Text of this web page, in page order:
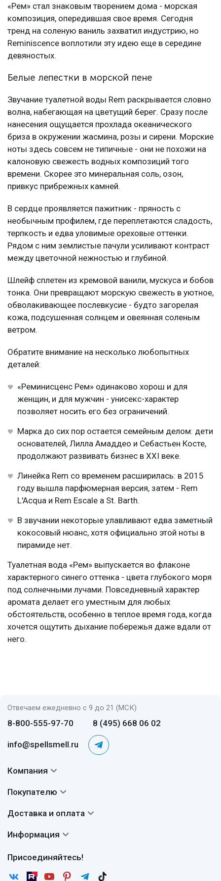
«Рем» стал знаковым творением дома - морская
композиция, опередившая свое время. Сегодня
тренд на соленую ваниль захватил индустрию, но
Reminiscence воплотили эту идею еще в середине
девяностых.
Белые лепестки в морской пене
Звучание туалетной воды Rem раскрывается словно
волна, набегающая на цветущий берег. Сразу после
нанесения ощущается прохлада океанического
бриза в окружении жасмина, розы и сирени. Морские
ноты здесь совсем не типичные - они не похожи на
калоновую свежесть водных композиций того
времени. Скорее это минеральная соль, озон,
привкус прибрежных камней.
В сердце проявляется пажитник - пряность с
необычным профилем, где переплетаются сладость,
терпкость и едва уловимые ореховые оттенки.
Рядом с ним землистые пачули усиливают контраст
между цветочной нежностью и глубиной.
Шлейф сплетен из кремовой ванили, мускуса и бобов
тонка. Они превращают морскую свежесть в уютное,
обволакивающее послевкусие - будто загорелая
кожа, подсушенная солнцем и овеянная соленым
ветром.
Обратите внимание на несколько любопытных
деталей:
«Реминисценс Рем» одинаково хорош и для
женщин, и для мужчин - унисекс-характер
позволяет носить его без ограничений.
Марка до сих пор остается семейным делом: дети
основателей, Лилла Амаддео и Себастьен Косте,
продолжают развивать бизнес в XXI веке.
Линейка Rem со временем расширилась: в 2015
году вышла парфюмерная версия, затем - Rem
L'Acqua и Rem Escale a St. Barth.
В звучании некоторые улавливают едва заметный
кокосовый нюанс, хотя официально этой ноты в
пирамиде нет.
Туалетная вода «Рем» выпускается во флаконе
характерного синего оттенка - цвета глубокого моря
под солнечными лучами. Повседневный характер
аромата делает его уместным для любых
обстоятельств, особенно в теплое время года, когда
хочется ощутить дыхание побережья даже вдали от
него.
Отвечаем ежедневно с 9 до 21 (МСК)
8-800-555-97-70 8 (495) 668 06 02
info@spellsmell.ru
Присоединяйтесь!
Компания
Авторы
Сертификаты
Покупателю
Вопросы и ответы
Отзывы
Доставка и оплата
Доставка
Возврат
Информация